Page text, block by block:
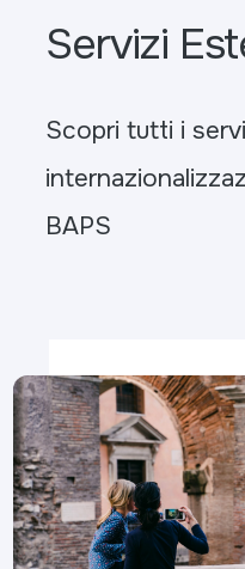
Servizi
Scopri tutti i
BAPS